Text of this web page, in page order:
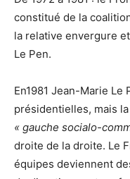
constitué de la
la relative envergure
Le Pen.
En1981 Jean-Marie Le
présidentielles, mais
« gauche socialo-
droite de la droite. Le
équipes deviennent